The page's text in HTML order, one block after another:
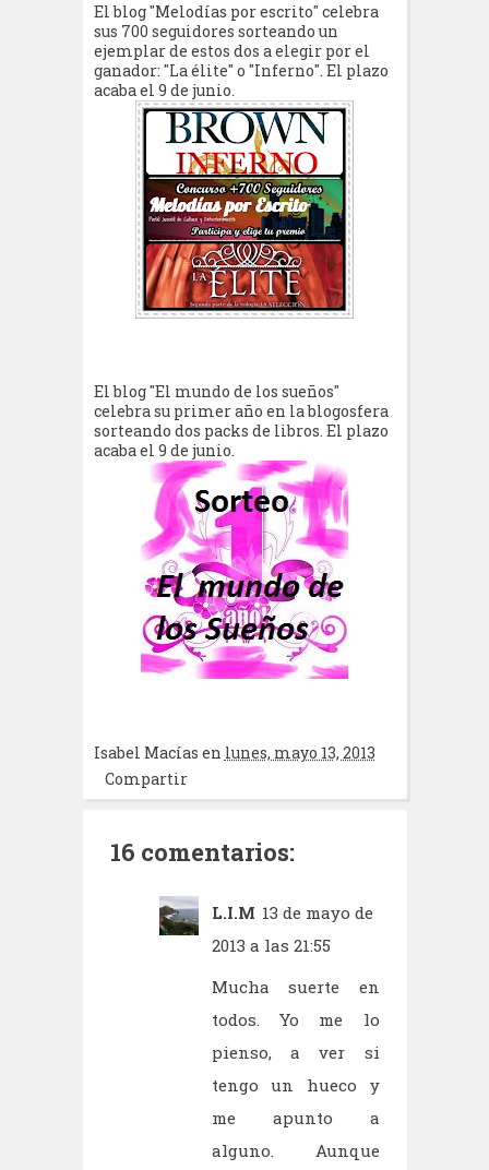
El blog "Melodías por escrito" celebra
sus 700 seguidores sorteando un
ejemplar de estos dos a elegir por el
ganador: "La élite" o "Inferno". El plazo
acaba el 9 de junio.
El blog "El mundo de los sueños"
celebra su primer año en la blogosfera
sorteando dos packs de libros. El plazo
acaba el 9 de junio.
Isabel Macías en lunes, mayo 13, 2013
Compartir
16 comentarios:
L.I.M 13 de mayo de
2013 a las 21:55
Mucha suerte en
todos. Yo me lo
pienso, a ver si
tengo un hueco y
me apunto a
alguno. Aunque